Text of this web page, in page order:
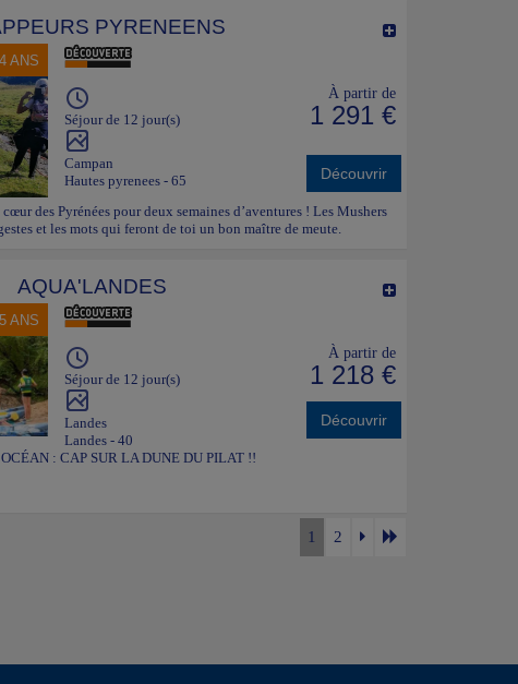
PYRENEENS
ANS
Séjour de 12 jour(s)
Campan
Hautes pyrenees - 65
À partir de
1 291 €
Découvrir
des Pyrénées pour deux semaines d’aventures ! Les Mushers
et les mots qui feront de toi un bon maître de meute.
AQUA'LANDES
ANS
Séjour de 12 jour(s)
Landes
Landes - 40
À partir de
1 218 €
Découvrir
: CAP SUR LA DUNE DU PILAT !!
1 2